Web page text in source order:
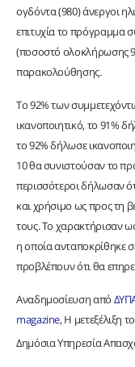
ογδόντα (980) άνεργοι
επιτυχία το πρόγραμμα
(ποσοστό ολοκλήρωσης
παρακολούθησης.
Το 92% των
ικανοποιητικό, το 91%
το 92% δήλωσε
10 θα συνιστούσαν το
περισσότεροι δήλωσαν
και χρήσιμο ως προς τη
τους. Το χαρακτήρισαν
η οποία ανταποκρίθηκε
προβλέπουν ότι θα
Αναδημοσίευση από
magazine, Η μετεξέλιξη
Δημόσια Υπηρεσία